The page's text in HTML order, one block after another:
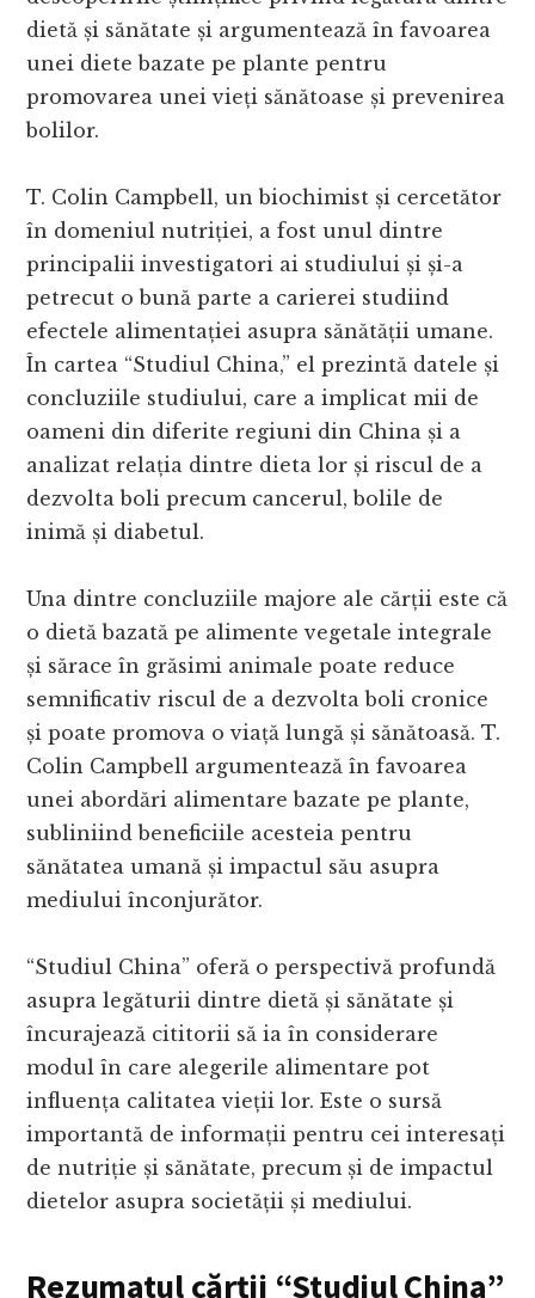
dietă și sănătate și argumentează în favoarea
unei diete bazate pe plante pentru
promovarea unei vieți sănătoase și prevenirea
bolilor.
T. Colin Campbell, un biochimist și cercetător
în domeniul nutriției, a fost unul dintre
principalii investigatori ai studiului și și-a
petrecut o bună parte a carierei studiind
efectele alimentației asupra sănătății umane.
În cartea “Studiul China,” el prezintă datele și
concluziile studiului, care a implicat mii de
oameni din diferite regiuni din China și a
analizat relația dintre dieta lor și riscul de a
dezvolta boli precum cancerul, bolile de
inimă și diabetul.
Una dintre concluziile majore ale cărții este că
o dietă bazată pe alimente vegetale integrale
și sărace în grăsimi animale poate reduce
semnificativ riscul de a dezvolta boli cronice
și poate promova o viață lungă și sănătoasă. T.
Colin Campbell argumentează în favoarea
unei abordări alimentare bazate pe plante,
subliniind beneficiile acesteia pentru
sănătatea umană și impactul său asupra
mediului înconjurător.
“Studiul China” oferă o perspectivă profundă
asupra legăturii dintre dietă și sănătate și
încurajează cititorii să ia în considerare
modul în care alegerile alimentare pot
influența calitatea vieții lor. Este o sursă
importantă de informații pentru cei interesați
de nutriție și sănătate, precum și de impactul
dietelor asupra societății și mediului.
Rezumatul cărții “Studiul China”